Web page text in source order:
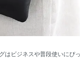
ビジネスや普段使いにぴ